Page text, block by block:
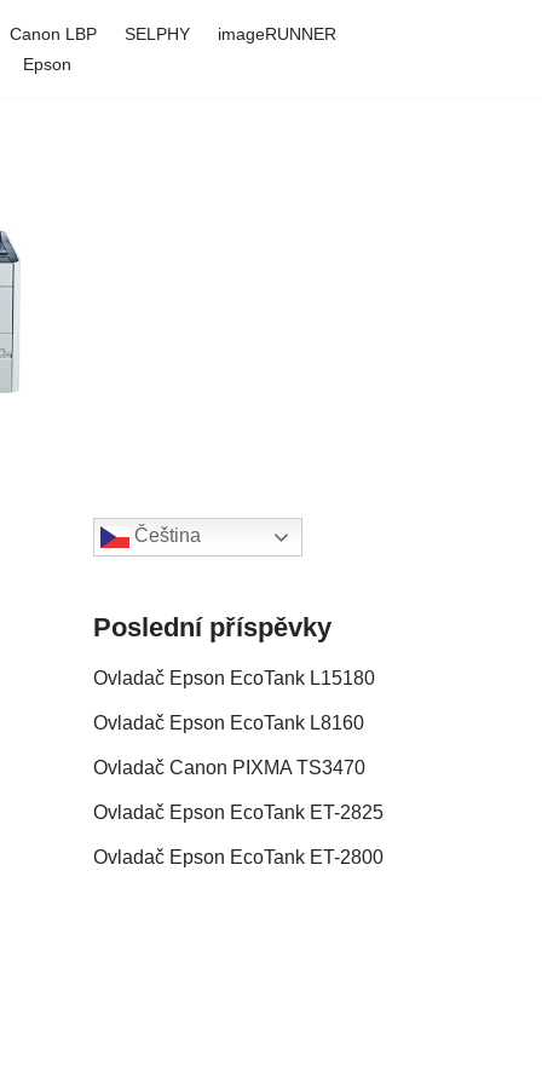
Canon LBP SELPHY
imageRUNNER
Epson
Čeština‎
Poslední příspěvky
Ovladač Epson EcoTank L15180
Ovladač Epson EcoTank L8160
Ovladač Canon PIXMA TS3470
Ovladač Epson EcoTank ET-2825
Ovladač Epson EcoTank ET-2800